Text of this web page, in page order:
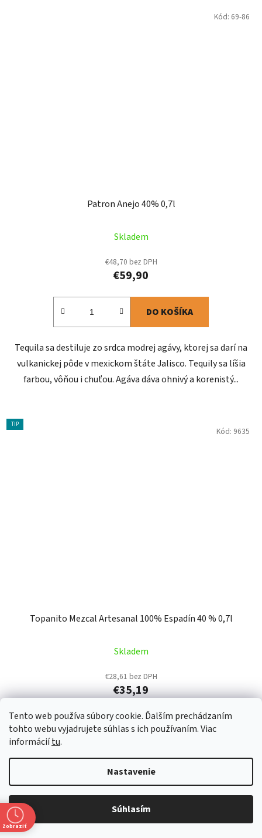
Tento web používa súbory cookie. Ďalším prechádzaním
tohto webu vyjadrujete súhlas s ich používaním. Viac
informáciítu.
Nastavenie
Súhlasím
Patron Anejo 40% 0,7l
Skladem
€48,70 bez DPH
€59,90
DO KOŠÍKA
Tequila sa destiluje zo srdca modrej agávy, ktorej sa darí na
vulkanickej pôde v mexickom štáte Jalisco. Tequily sa líšia
farbou, vôňou i chuťou. Agáva dáva ohnivý a korenistý...
Kód: 69-86
TIP
Topanito Mezcal Artesanal 100% Espadín 40 % 0,7l
Skladem
€28,61 bez DPH
€35,19
DO KOŠÍKA
Topanito Mezcal Artesanal je flaškovaný pri 40% ABV pre
jedinečne hladký zážitok z chuti. Príjemný aromatický
profil s jemnou dymovosťou a zemitostou sprevádzanou
intenzívnymi...
Kód: 9635
Zobraziť